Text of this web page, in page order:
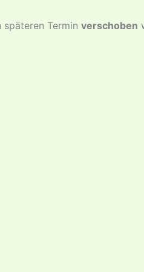
späteren Termin verschoben